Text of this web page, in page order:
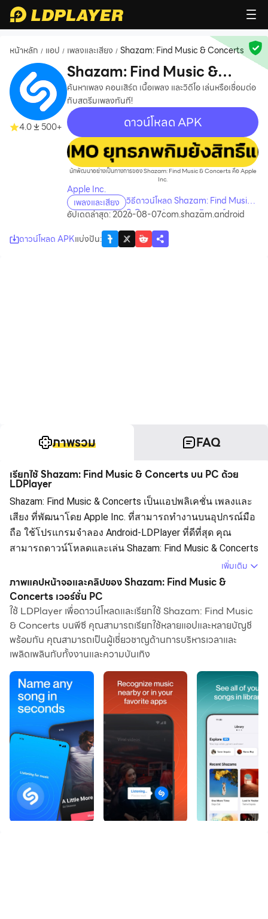
หน้าหลัก / แอป / เพลงและเสียง / Shazam: Find Music & Concerts
4.0 500+
Shazam: Find Music &
Concerts
ค้นหาเพลง คอนเสิร์ต เนื้อเพลง และวิดีโอ เล่นหรือเชื่อมต่อ
กับสตรีมเพลงทันที!
ดาวน์โหลด APK
recommend
นักพัฒนาอย่างเป็นทางการของ Shazam: Find Music & Concerts คือ Apple
Inc.
Apple Inc.
เพลงและเสียง วิธีดาวน์โหลด Shazam: Find Music
& Concerts บนคอมพิวเตอร์
อัปเดตล่าสุด: 2026-08-07com.shazam.android
ดาวน์โหลด APKแบ่งปัน:
ภาพรวม FAQ
เรียกใช้ Shazam: Find Music & Concerts บน PC ด้วย
LDPlayer
Shazam: Find Music & Concerts เป็นแอปพลิเคชั่น เพลงและ
เสียง ที่พัฒนาโดย Apple Inc. ที่สามารถทำงานบนอุปกรณ์มือ
ถือ ใช้โปรแกรมจำลอง Android-LDPlayer ที่ดีที่สุด คุณ
สามารถดาวน์โหลดและเล่น Shazam: Find Music & Concerts
การใช้ Shazam: Find Music & Concerts บนคอมพิวเตอร์ คุณ
สามารถเรียกดูได้อย่างชัดเจนบนหน้าจอขนาดใหญ่ และการ
ควบคุมแอปพลิเคชันด้วยเมาส์และคีย์บอร์ดนั้นเร็วกว่าการใช้
แป้นพิมพ์หน้าจอสัมผัสมากและคุณจะไม่ต้องกังวลกับพลัง
ของอุปกรณ์ของคุณเลย
ด้วยคุณสมบัติเปิดหลายรายการและการซิงค์ คุณสามารถ
เรียกใช้แอปพลิเคชันและบัญชีหลายรายการบนพีซีของคุณได้
ฟังก์ชันการถ่ายโอนไฟล์ทำให้การแบ่งปันรูปภาพ วิดีโอ และ
ไฟล์เป็นเรื่องง่ายมาก
ดาวน์โหลด Shazam: Find Music & Concerts และเรียกใช้บน
พีซีของคุณ เพลิดเพลินไปกับหน้าจอขนาดใหญ่และคุณภาพ
ความคมชัดสูงของเวอร์ชันพีซี!
What's that song? Shazam will instantly identify music
เพิ่มเติม
ภาพแคปหน้าจอและคลิปของ Shazam: Find Music &
Concerts เวอร์ชั่น PC
ใช้ LDPlayer เพื่อดาวน์โหลดและเรียกใช้ Shazam: Find Music
& Concerts บนพีซี คุณสามารถเรียกใช้หลายแอปและหลายบัญชี
พร้อมกัน คุณสามารถเป็นผู้เชี่ยวชาญด้านการบริหารเวลาและ
เพลิดเพลินกับทั้งงานและความบันเทิง